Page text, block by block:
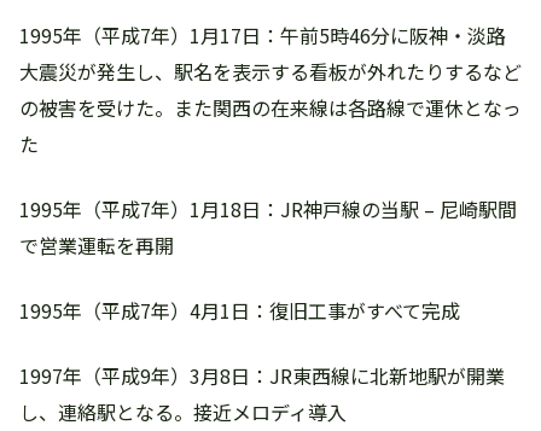
1995年（平成7年）1月17日：午前5時46分に阪神・淡路
大震災が発生し、駅名を表示する看板が外れたりするなど
の被害を受けた。また関西の在来線は各路線で運休となっ
た
1995年（平成7年）1月18日：JR神戸線の当駅 – 尼崎駅間
で営業運転を再開
1995年（平成7年）4月1日：復旧工事がすべて完成
1997年（平成9年）3月8日：JR東西線に北新地駅が開業
し、連絡駅となる。接近メロディ導入